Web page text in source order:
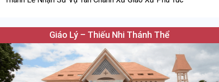
Giáo Lý – Thiếu Nhi Thánh Thể